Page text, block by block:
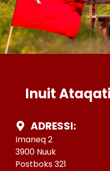
Inuit
ADRESSI:
Imaneq 2
3900 Nuuk
Postboks 321